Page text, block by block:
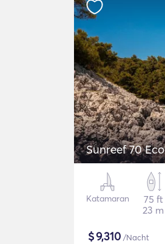
Sunreef 70 Eco
Katamaran
75 ft
23 m
$9,310 /Nacht